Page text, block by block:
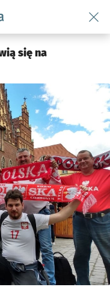
Sport i rekreacja
się na